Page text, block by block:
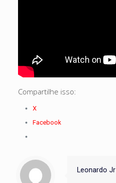
Compartilhe isso:
X
Facebook
Leonardo Jr